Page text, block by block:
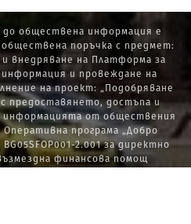
обществена информация е
поръчка с предмет:
внедряване на Платформа за
и провеждане на
на проект: „Подобряване
предоставянето, достъпа и
информацията от обществения
програма „Добро
2.001 за директно
финансова помощ